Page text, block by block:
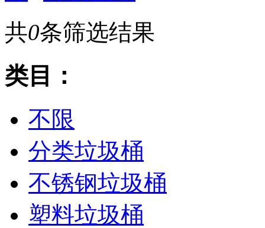
共0条筛选结果
类目：
不限
分类垃圾桶
不锈钢垃圾桶
塑料垃圾桶